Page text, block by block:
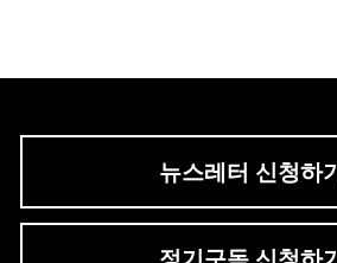
뉴스레터 신청하기